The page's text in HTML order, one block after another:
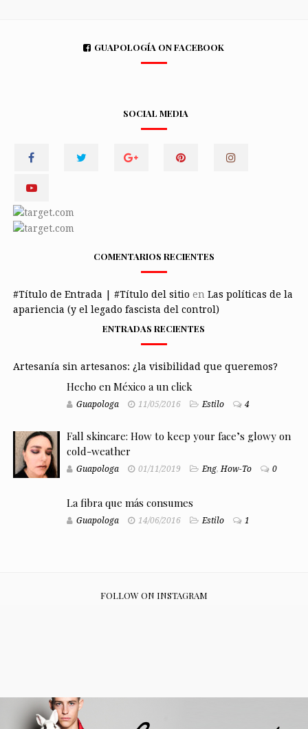
GUAPOLOGÍA ON FACEBOOK
SOCIAL MEDIA
COMENTARIOS RECIENTES
#Título de Entrada | #Título del sitio en Las políticas de la
apariencia (y el legado fascista del control)
ENTRADAS RECIENTES
Artesanía sin artesanos: ¿la visibilidad que queremos?
Hecho en México a un click
Guapologa 11/05/2016 Estilo 4
Fall skincare: How to keep your face’s glowy on
cold-weather
Guapologa 01/11/2019 Eng,How-To 0
La fibra que más consumes
Guapologa 14/06/2016 Estilo 1
FOLLOW ON INSTAGRAM